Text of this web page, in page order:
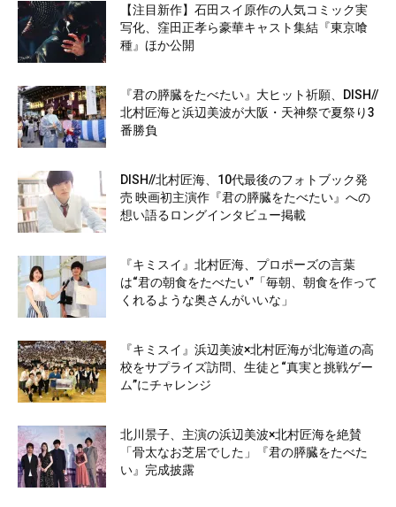
【注目新作】石田スイ原作の人気コミック実
写化、窪田正孝ら豪華キャスト集結『東京喰
種』ほか公開
『君の膵臓をたべたい』大ヒット祈願、DISH//
北村匠海と浜辺美波が大阪・天神祭で夏祭り3
番勝負
DISH//北村匠海、10代最後のフォトブック発
売 映画初主演作『君の膵臓をたべたい』への
想い語るロングインタビュー掲載
『キミスイ』北村匠海、プロポーズの言葉
は“君の朝食をたべたい”「毎朝、朝食を作って
くれるような奥さんがいいな」
『キミスイ』浜辺美波×北村匠海が北海道の高
校をサプライズ訪問、生徒と“真実と挑戦ゲー
ム”にチャレンジ
北川景子、主演の浜辺美波×北村匠海を絶賛
「骨太なお芝居でした」『君の膵臓をたべた
い』完成披露